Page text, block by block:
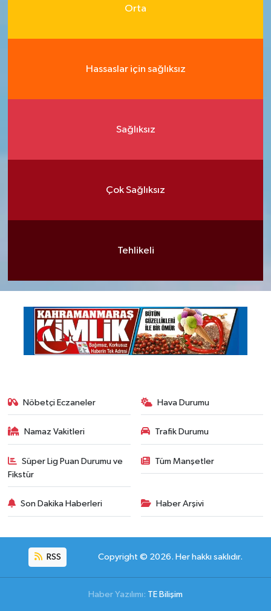
Orta
Hassaslar için sağlıksız
Sağlıksız
Çok Sağlıksız
Tehlikeli
Nöbetçi Eczaneler Hava Durumu
Namaz Vakitleri Trafik Durumu
Süper Lig Puan Durumu ve
Fikstür
Tüm Manşetler
Son Dakika Haberleri Haber Arşivi
RSS Copyright © 2026. Her hakkı saklıdır.
Haber Yazılımı: TE Bilişim